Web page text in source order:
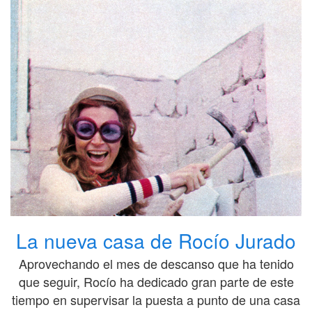
La nueva casa de Rocío Jurado
Aprovechando el mes de descanso que ha tenido
que seguir, Rocío ha dedicado gran parte de este
tiempo en supervisar la puesta a punto de una casa